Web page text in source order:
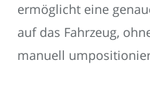
ermöglicht eine
auf das Fahrzeug,
manuell